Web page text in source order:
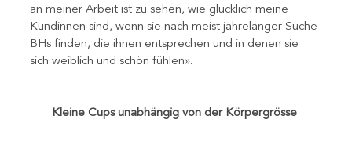
an meiner Arbeit ist zu sehen, wie glücklich meine
Kundinnen sind, wenn sie nach meist jahrelanger Suche
BHs finden, die ihnen entsprechen und in denen sie
sich weiblich und schön fühlen».
Kleine Cups unabhängig von der Körpergrösse